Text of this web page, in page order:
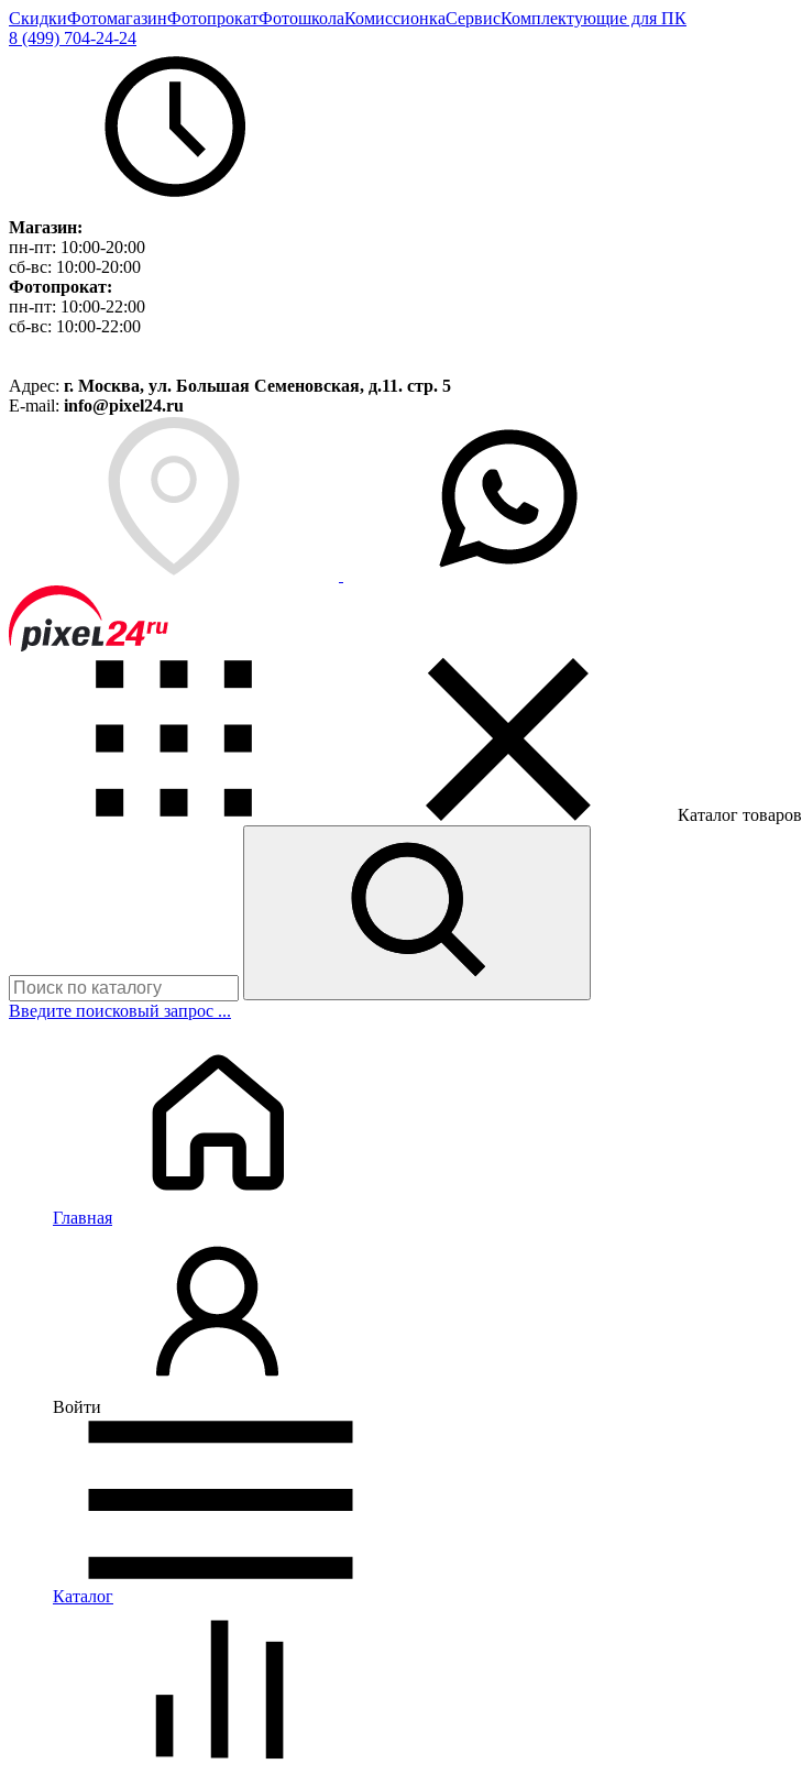
СкидкиФотомагазинФотопрокатФотошколаКомиссионкаСервисКомплектующие для ПК
8 (499) 704-24-24
Магазин:
пн-пт: 10:00-20:00
сб-вс: 10:00-20:00
Фотопрокат:
пн-пт: 10:00-22:00
сб-вс: 10:00-22:00
Адрес: г. Москва, ул. Большая Семеновская, д.11. стр. 5
E-mail: info@pixel24.ru
Каталог товаров
Введите поисковый запрос ...
Главная
Войти
Каталог